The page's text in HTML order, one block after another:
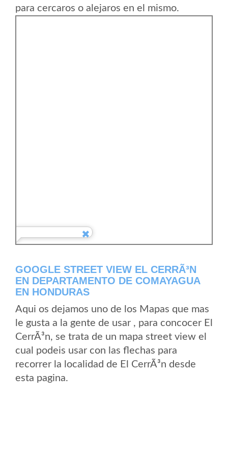
para cercaros o alejaros en el mismo.
GOOGLE STREET VIEW EL CERRÃ³N
EN DEPARTAMENTO DE COMAYAGUA
EN HONDURAS
Aqui os dejamos uno de los Mapas que mas
le gusta a la gente de usar , para concocer El
CerrÃ³n, se trata de un mapa street view el
cual podeis usar con las flechas para
recorrer la localidad de El CerrÃ³n desde
esta pagina.